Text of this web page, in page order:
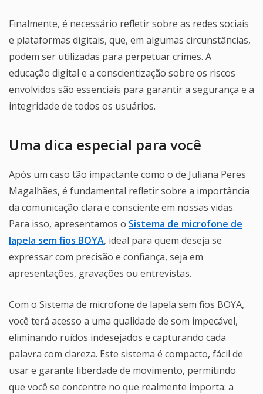
Finalmente, é necessário refletir sobre as redes sociais
e plataformas digitais, que, em algumas circunstâncias,
podem ser utilizadas para perpetuar crimes. A
educação digital e a conscientização sobre os riscos
envolvidos são essenciais para garantir a segurança e a
integridade de todos os usuários.
Uma dica especial para você
Após um caso tão impactante como o de Juliana Peres
Magalhães, é fundamental refletir sobre a importância
da comunicação clara e consciente em nossas vidas.
Para isso, apresentamos o Sistema de microfone de
lapela sem fios BOYA, ideal para quem deseja se
expressar com precisão e confiança, seja em
apresentações, gravações ou entrevistas.
Com o Sistema de microfone de lapela sem fios BOYA,
você terá acesso a uma qualidade de som impecável,
eliminando ruídos indesejados e capturando cada
palavra com clareza. Este sistema é compacto, fácil de
usar e garante liberdade de movimento, permitindo
que você se concentre no que realmente importa: a